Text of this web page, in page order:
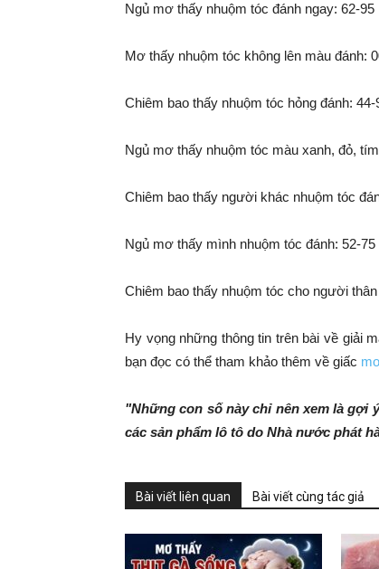
Ngủ mơ thấy nhuộm tóc đánh ngay: 62-95
Mơ thấy nhuộm tóc không lên màu đánh:
Chiêm bao thấy nhuộm tóc hỏng đánh: 44-
Ngủ mơ thấy nhuộm tóc màu xanh, đỏ,
Chiêm bao thấy người khác nhuộm tóc
Ngủ mơ thấy mình nhuộm tóc đánh: 52-75
Chiêm bao thấy nhuộm tóc cho người
Hy vọng những thông tin trên bài về giải
bạn đọc có thể tham khảo thêm về giấc
"Những con số này chỉ nên xem là gợi
các sản phẩm lô tô do Nhà nước phát
Bài viết liên quan Bài viết cùng tác giả